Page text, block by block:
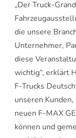
„Der Truck-
die unsere
Unternehmer,
diese
wichtig“, erklärt
F-Trucks
unseren
neuen F-MAX
können und